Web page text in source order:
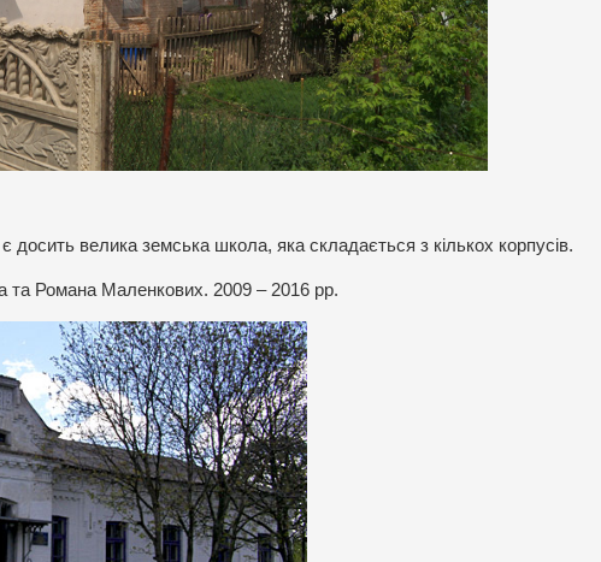
досить велика земська школа, яка складається з кількох корпусів.
Романа Маленкових. 2009 – 2016 рр.